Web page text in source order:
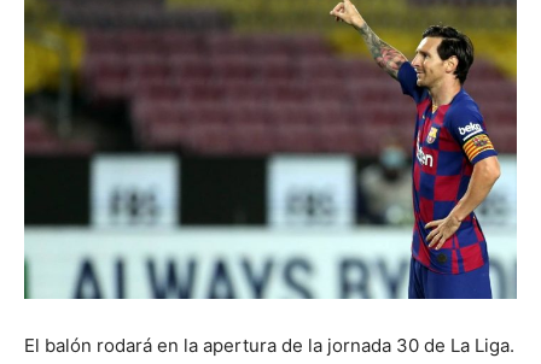
El balón rodará en la apertura de la jornada 30 de La Liga.